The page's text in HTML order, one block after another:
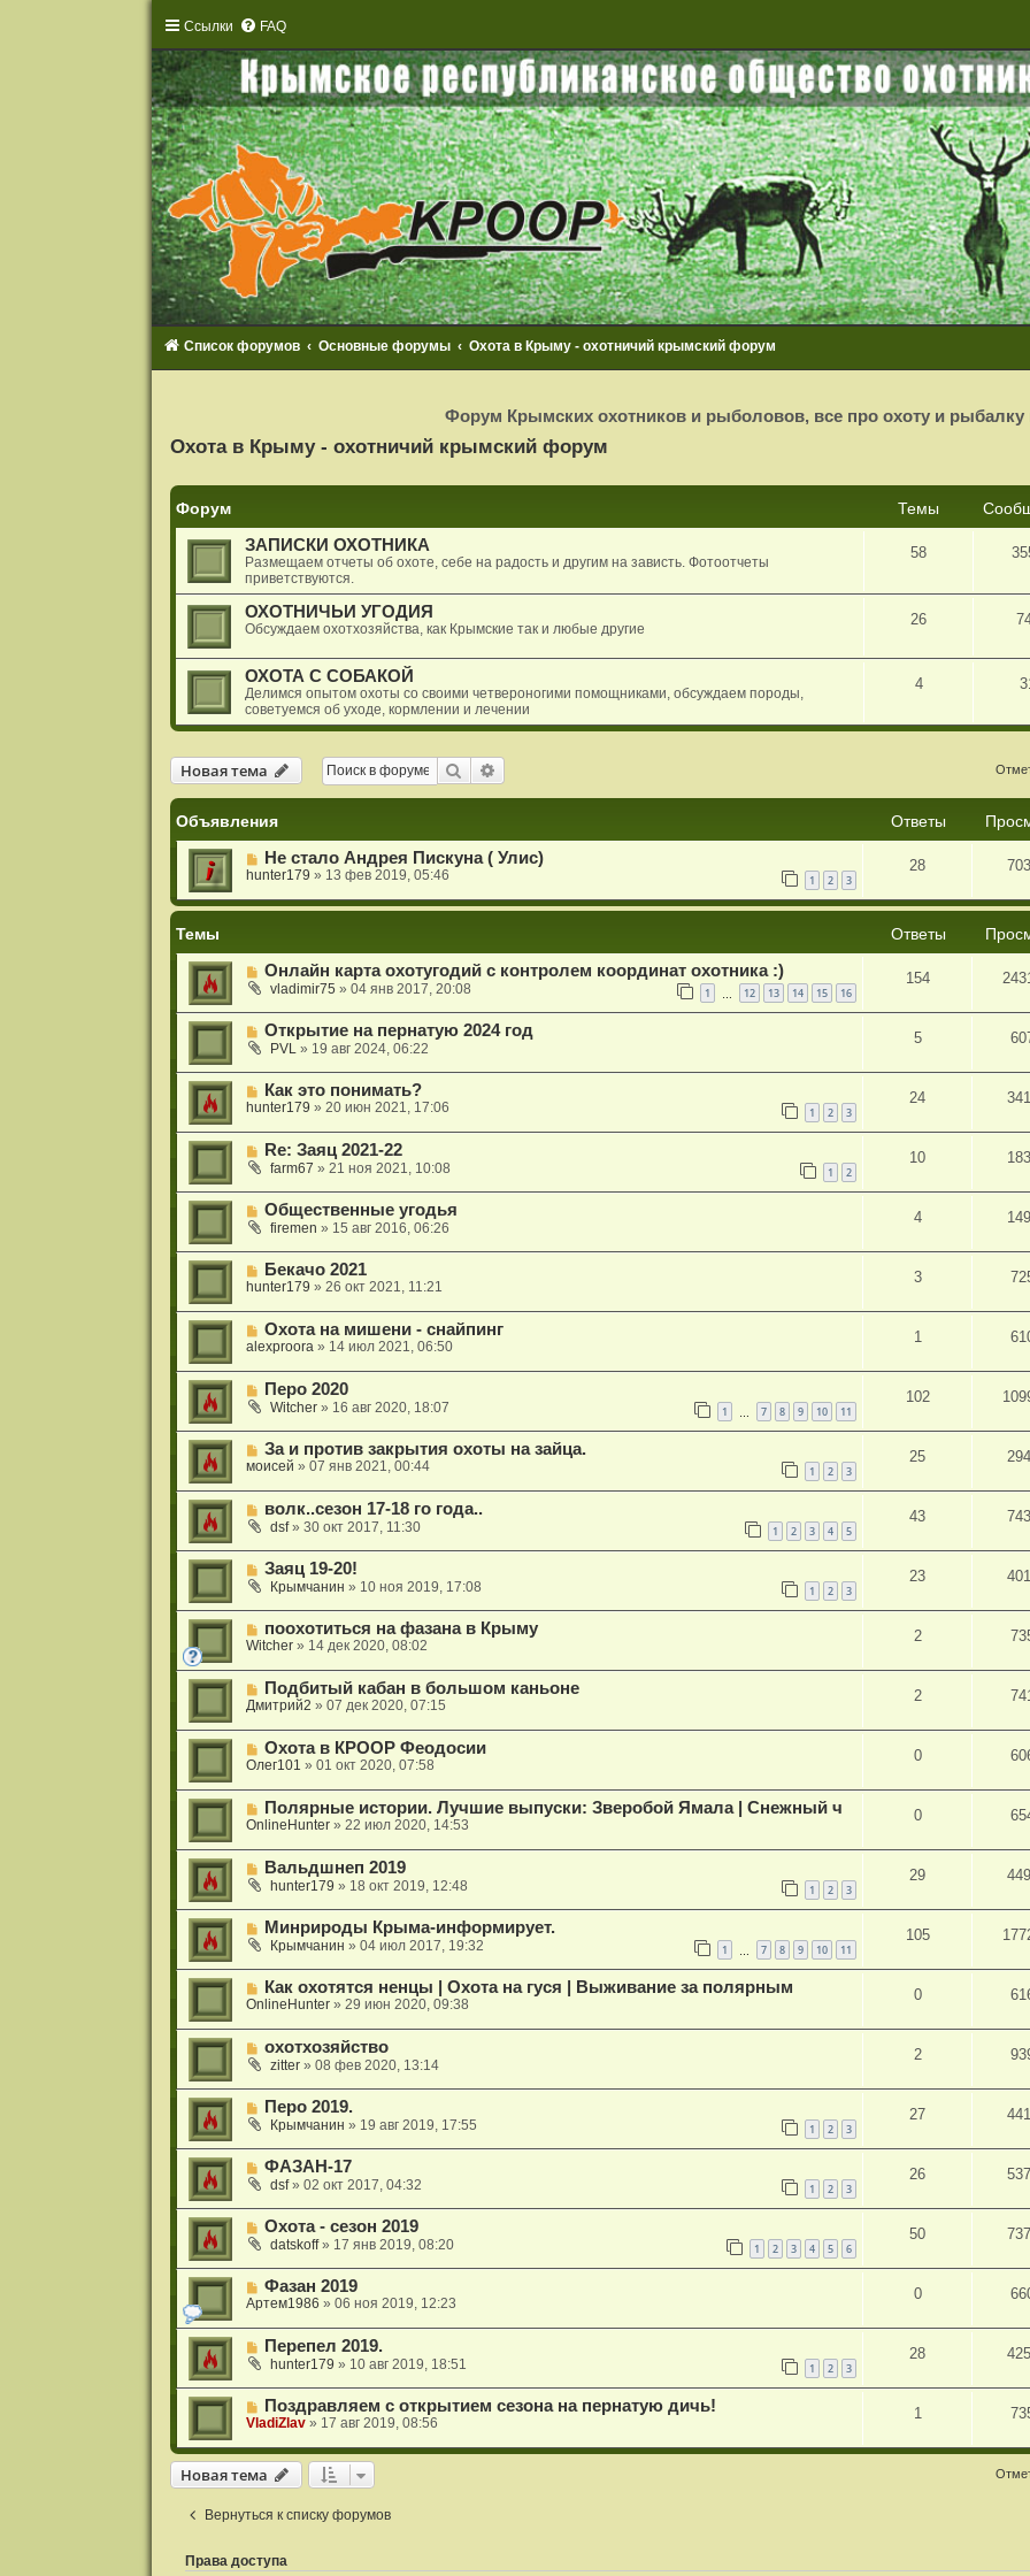
Ссылки FAQ
Список форумов Основные форумы Охота в Крыму - охотничий крымский форум
и
с
ц
Форум Крымских охотников и рыболовов, все про охоту и
Охота в Крыму - охотничий крымский форум
Форум Темы
ЗАПИСКИ ОХОТНИКА
Размещаем отчеты об охоте, себе на радость и другим на зависть. Фотоотчеты
приветствуются.
58
ОХОТНИЧЬИ УГОДИЯ
Обсуждаем охотхозяйства, как Крымские так и любые другие
26
ОХОТА С СОБАКОЙ
Делимся опытом охоты со своими четвероногими помощниками, обсуждаем породы,
советуемся об уходе, кормлении и лечении
4
Новая тема
Новаятема Поиск
Объявления Ответы
Не стало Андрея Пискуна ( Улис)
hunter179 » 13 фев 2019, 05:46 1 2 3
28
Темы Ответы
Онлайн карта охотугодий с контролем координат охотника :)
vladimir75 » 04 янв 2017, 20:08 1 12 13 14 15 16
154
Открытие на пернатую 2024 год
PVL » 19 авг 2024, 06:22
5
Как это понимать?
hunter179 » 20 июн 2021, 17:06 1 2 3
24
Re: Заяц 2021-22
farm67 » 21 ноя 2021, 10:08 1 2
10
Общественные угодья
firemen » 15 авг 2016, 06:26
4
Бекачо 2021
hunter179 » 26 окт 2021, 11:21
3
Охота на мишени - снайпинг
alexproora » 14 июл 2021, 06:50
1
Перо 2020
Witcher» 16 авг 2020, 18:07 1 7 8 9 10 11
102
За и против закрытия охоты на зайца.
моисей » 07 янв 2021, 00:44 1 2 3
25
волк..сезон 17-18 го года..
dsf» 30 окт 2017, 11:30 1 2 3 4 5
43
Заяц 19-20!
Крымчанин » 10 ноя 2019, 17:08 1 2 3
23
поохотиться на фазана в Крыму
Witcher» 14 дек 2020, 08:02
2
Подбитый кабан в большом каньоне
Дмитрий2 » 07 дек 2020, 07:15
2
Охота в КРООР Феодосии
Олег101 » 01 окт 2020, 07:58
0
Полярные истории. Лучшие выпуски: Зверобой Ямала | Снежный ч
OnlineHunter» 22 июл 2020, 14:53
0
Вальдшнеп 2019
hunter179 » 18 окт 2019, 12:48 1 2 3
29
Минрироды Крыма-информирует.
Крымчанин » 04 июл 2017, 19:32 1 7 8 9 10 11
105
Как охотятся ненцы | Охота на гуся | Выживание за полярным
OnlineHunter» 29 июн 2020, 09:38
0
охотхозяйство
zitter» 08 фев 2020, 13:14
2
Перо 2019.
Крымчанин » 19 авг 2019, 17:55 1 2 3
27
ФАЗАН-17
dsf» 02 окт 2017, 04:32 1 2 3
26
Охота - сезон 2019
datskoff» 17 янв 2019, 08:20 1 2 3 4 5 6
50
Фазан 2019
Aртем1986 » 06 ноя 2019, 12:23
0
Перепел 2019.
hunter179 » 10 авг 2019, 18:51 1 2 3
28
Поздравляем с открытием сезона на пернатую дичь!
VladiZlav» 17 авг 2019, 08:56
1
Новая тема
Новаятема
Вернуться к списку форумов
Права доступа